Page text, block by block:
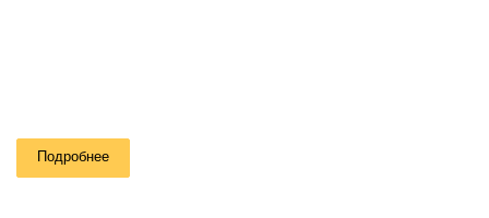
Подробнее